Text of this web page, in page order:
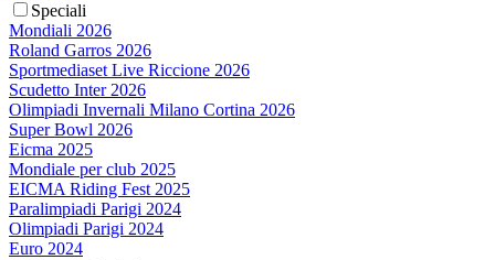
Speciali
Mondiali 2026
Roland Garros 2026
Sportmediaset Live Riccione 2026
Scudetto Inter 2026
Olimpiadi Invernali Milano Cortina 2026
Super Bowl 2026
Eicma 2025
Mondiale per club 2025
EICMA Riding Fest 2025
Paralimpiadi Parigi 2024
Olimpiadi Parigi 2024
Euro 2024